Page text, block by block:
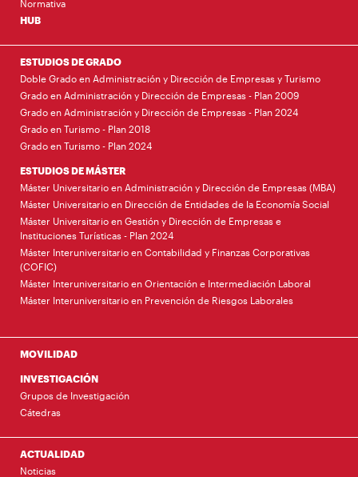
Normativa
HUB
ESTUDIOS DE GRADO
Doble Grado en Administración y Dirección de Empresas y Turismo
Grado en Administración y Dirección de Empresas - Plan 2009
Grado en Administración y Dirección de Empresas - Plan 2024
Grado en Turismo - Plan 2018
Grado en Turismo - Plan 2024
ESTUDIOS DE MÁSTER
Máster Universitario en Administración y Dirección de Empresas (MBA)
Máster Universitario en Dirección de Entidades de la Economía Social
Máster Universitario en Gestión y Dirección de Empresas e
Instituciones Turísticas - Plan 2024
Máster Interuniversitario en Contabilidad y Finanzas Corporativas
(COFIC)
Máster Interuniversitario en Orientación e Intermediación Laboral
Máster Interuniversitario en Prevención de Riesgos Laborales
MOVILIDAD
INVESTIGACIÓN
Grupos de Investigación
Cátedras
ACTUALIDAD
Noticias